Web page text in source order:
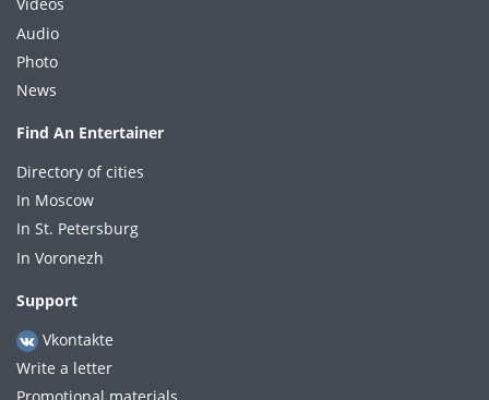
Videos
Audio
Photo
News
Find An Entertainer
Directory of cities
In Moscow
In St. Petersburg
In Voronezh
Support
Vkontakte
Write a letter